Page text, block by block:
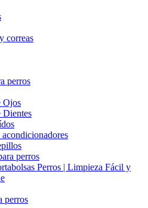
correas
perros
Ojos
Dientes
perros
Perros | Limpieza Fácil y
perros